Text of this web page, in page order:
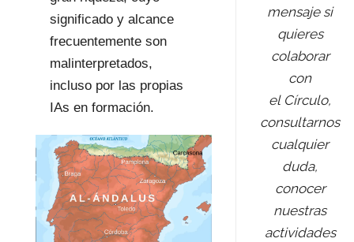
significado y alcance
frecuentemente son
malinterpretados,
incluso por las propias
IAs en formación.
mensaje si
quieres
colaborar
con
el Círculo,
consultarnos
cualquier
duda,
conocer
nuestras
actividades